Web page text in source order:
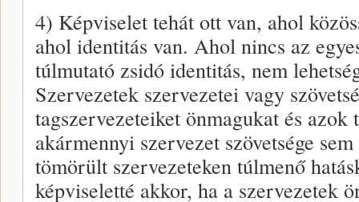
4) Képviselet tehát ott van, ahol
ahol identitás van. Ahol nincs az
túlmutató zsidó identitás, nem
Szervezetek szervezetei vagy
tagszervezeteiket önmagukat és
akármennyi szervezet szövetsége
tömörült szervezeteken túlmenő
képviseletté akkor, ha a szervezetek